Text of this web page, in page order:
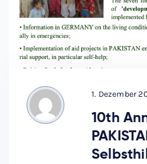
1. Dezember
10th